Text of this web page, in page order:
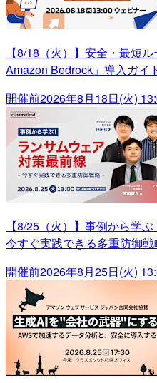
【8/18（火）】安全・最短
Amazon Bedrock」導入ガイ
開催前2026年8月18日(火)
【8/25（火）】事例から学
今すぐ実践できる多重防御戦
開催前2026年8月25日(火)